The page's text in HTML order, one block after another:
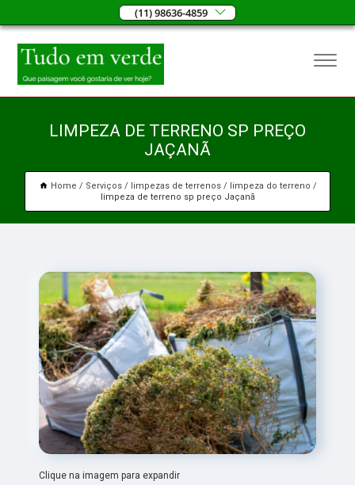
(11) 98636-4859
LIMPEZA DE TERRENO SP PREÇO
JAÇANÃ
Home Serviços limpezas de terrenos
limpeza do terreno
limpeza de terreno sp preço Jaçanã
Clique na imagem para expandir